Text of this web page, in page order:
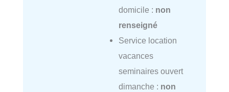
domicile : non
renseigné
Service location
vacances
seminaires ouvert
dimanche : non